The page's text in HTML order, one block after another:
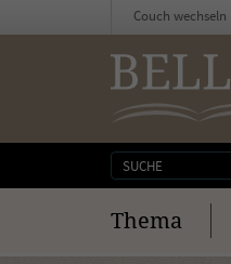
Thema
Couch wechseln